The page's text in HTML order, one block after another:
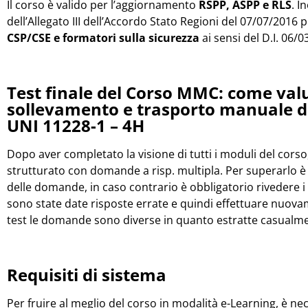
Il corso è valido per l’aggiornamento RSPP, ASPP e RLS.
dell’Allegato III dell’Accordo Stato Regioni del 07/07/2016
CSP/CSE e formatori sulla sicurezza ai sensi del D.I. 06/
Test finale del Corso MMC: come
sollevamento e trasporto manuale
UNI 11228-1 – 4H
Dopo aver completato la visione di tutti i moduli del
strutturato con domande a risp. multipla. Per superarlo
delle domande, in caso contrario è obbligatorio rivedere
sono state date risposte errate e quindi effettuare
test le domande sono diverse in quanto estratte
Requisiti di sistema
Per fruire al meglio del corso in modalità e-Learning, è